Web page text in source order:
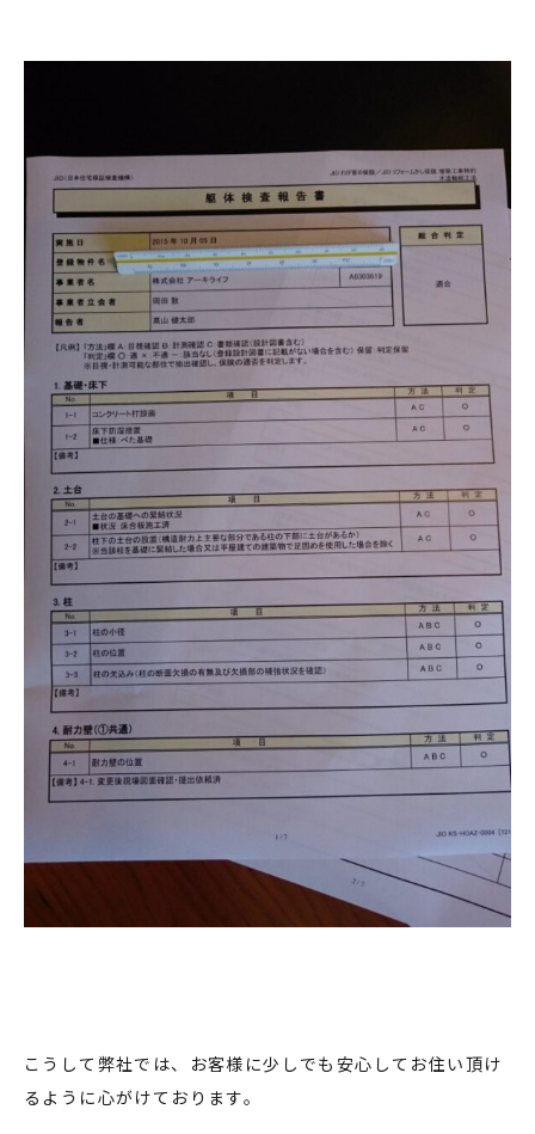
こうして弊社では、お客様に少しでも安心してお住い頂け
るように心がけております。